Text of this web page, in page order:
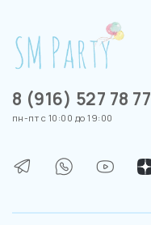
8 (916) 527 78 77
пн-пт с 10:00 до 19:00